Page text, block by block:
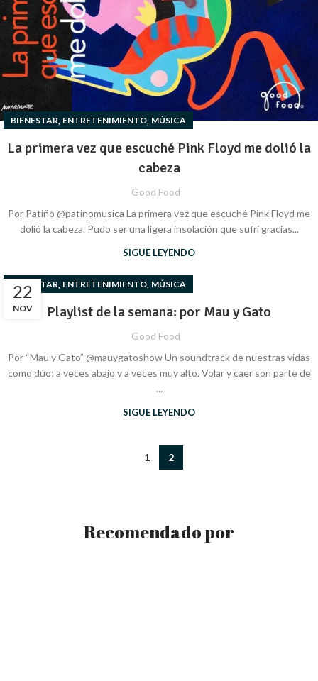
BIENESTAR, ENTRETENIMIENTO, MÚSICA
­­La primera vez que escuché Pink Floyd me dolió la
cabeza
Good Food
Por Patiño @patinomusica ­­La primera vez que escuché Pink Floyd me
dolió la cabeza. Pudo ser una ligera insolación que sufrí gracias...
SIGUE LEYENDO
22
NOV
BIENESTAR, ENTRETENIMIENTO, MÚSICA
Playlist de la semana: por Mau y Gato
Good Food
Por “Mau y Gato” @mauygatoshow Un soundtrack de nuestras vidas
como dúo; a veces abajo y a veces muy alto. Volar y caer son parte de
...
SIGUE LEYENDO
1 2
Recomendado por